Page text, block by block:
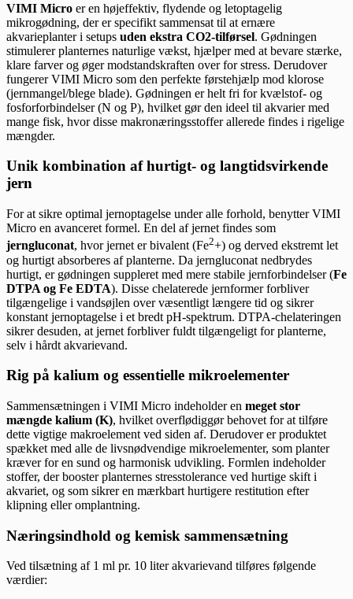
VIMI Micro er en højeffektiv, flydende og letoptagelig
mikrogødning, der er specifikt sammensat til at ernære
akvarieplanter i setups uden ekstra CO2-tilførsel. Gødningen
stimulerer planternes naturlige vækst, hjælper med at bevare stærke,
klare farver og øger modstandskraften over for stress. Derudover
fungerer VIMI Micro som den perfekte førstehjælp mod klorose
(jernmangel/blege blade). Gødningen er helt fri for kvælstof- og
fosforforbindelser (N og P), hvilket gør den ideel til akvarier med
mange fisk, hvor disse makronæringsstoffer allerede findes i rigelige
mængder.
Unik kombination af hurtigt- og langtidsvirkende
jern
For at sikre optimal jernoptagelse under alle forhold, benytter VIMI
Micro en avanceret formel. En del af jernet findes som
jerngluconat, hvor jernet er bivalent (Fe2+) og derved ekstremt let
og hurtigt absorberes af planterne. Da jerngluconat nedbrydes
hurtigt, er gødningen suppleret med mere stabile jernforbindelser (Fe
DTPA og Fe EDTA). Disse chelaterede jernformer forbliver
tilgængelige i vandsøjlen over væsentligt længere tid og sikrer
konstant jernoptagelse i et bredt pH-spektrum. DTPA-chelateringen
sikrer desuden, at jernet forbliver fuldt tilgængeligt for planterne,
selv i hårdt akvarievand.
Rig på kalium og essentielle mikroelementer
Sammensætningen i VIMI Micro indeholder en meget stor
mængde kalium (K), hvilket overflødiggør behovet for at tilføre
dette vigtige makroelement ved siden af. Derudover er produktet
spækket med alle de livsnødvendige mikroelementer, som planter
kræver for en sund og harmonisk udvikling. Formlen indeholder
stoffer, der booster planternes stresstolerance ved hurtige skift i
akvariet, og som sikrer en mærkbart hurtigere restitution efter
klipning eller omplantning.
Næringsindhold og kemisk sammensætning
Ved tilsætning af 1 ml pr. 10 liter akvarievand tilføres følgende
værdier: